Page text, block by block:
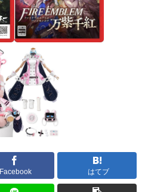
Facebook はてブ